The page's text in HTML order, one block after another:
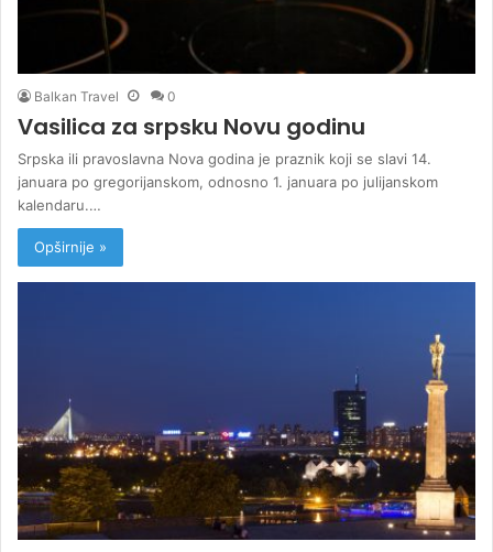
Balkan Travel 0
Vasilica za srpsku Novu godinu
Srpska ili pravoslavna Nova godina je praznik koji se slavi 14.
januara po gregorijanskom, odnosno 1. januara po julijanskom
kalendaru.…
Opširnije »